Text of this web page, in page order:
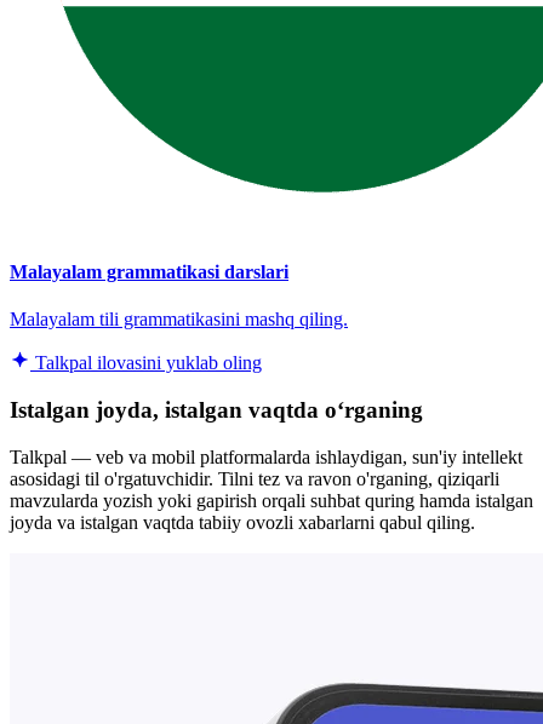
Malayalam grammatikasi darslari
Malayalam tili grammatikasini mashq qiling.
Talkpal ilovasini yuklab oling
Istalgan joyda, istalgan vaqtda oʻrganing
Talkpal — veb va mobil platformalarda ishlaydigan, sun'iy intellekt
asosidagi til o'rgatuvchidir. Tilni tez va ravon o'rganing, qiziqarli
mavzularda yozish yoki gapirish orqali suhbat quring hamda istalgan
joyda va istalgan vaqtda tabiiy ovozli xabarlarni qabul qiling.